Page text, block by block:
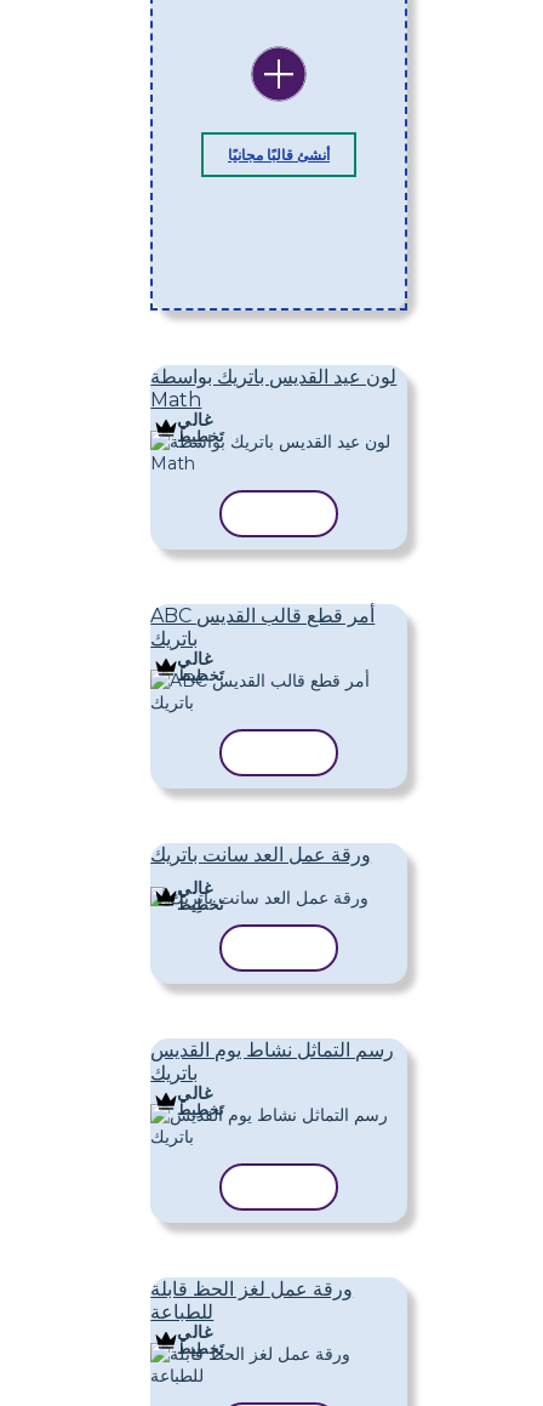
أنشئ قالبًا مجانيًا
لون عيد القديس باتريك بواسطة
Math
غالي
تَخطِيط
ABC أمر قطع قالب القديس
باتريك
غالي
تَخطِيط
ورقة عمل العد سانت باتريك
غالي
تَخطِيط
رسم التماثل نشاط يوم القديس
باتريك
غالي
تَخطِيط
ورقة عمل لغز الحظ قابلة
للطباعة
غالي
تَخطِيط